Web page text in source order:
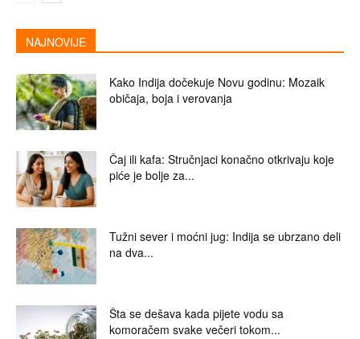
NAJNOVIJE
Kako Indija dočekuje Novu godinu: Mozaik
običaja, boja i verovanja
Čaj ili kafa: Stručnjaci konačno otkrivaju koje
piće je bolje za...
Tužni sever i moćni jug: Indija se ubrzano deli
na dva...
Šta se dešava kada pijete vodu sa
komoračem svake večeri tokom...